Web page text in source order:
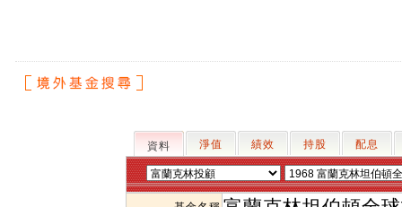
資料 淨值 績效 持股 配息